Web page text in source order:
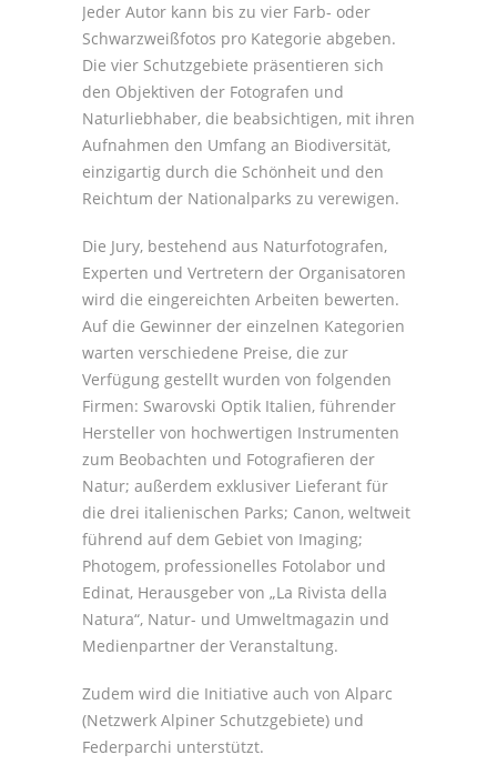
Jeder Autor kann bis zu vier Farb- oder
Schwarzweißfotos pro Kategorie abgeben.
Die vier Schutzgebiete präsentieren sich
den Objektiven der Fotografen und
Naturliebhaber, die beabsichtigen, mit ihren
Aufnahmen den Umfang an Biodiversität,
einzigartig durch die Schönheit und den
Reichtum der Nationalparks zu verewigen.
Die Jury, bestehend aus Naturfotografen,
Experten und Vertretern der Organisatoren
wird die eingereichten Arbeiten bewerten.
Auf die Gewinner der einzelnen Kategorien
warten verschiedene Preise, die zur
Verfügung gestellt wurden von folgenden
Firmen: Swarovski Optik Italien, führender
Hersteller von hochwertigen Instrumenten
zum Beobachten und Fotografieren der
Natur; außerdem exklusiver Lieferant für
die drei italienischen Parks; Canon, weltweit
führend auf dem Gebiet von Imaging;
Photogem, professionelles Fotolabor und
Edinat, Herausgeber von „La Rivista della
Natura“, Natur- und Umweltmagazin und
Medienpartner der Veranstaltung.
Zudem wird die Initiative auch von Alparc
(Netzwerk Alpiner Schutzgebiete) und
Federparchi unterstützt.